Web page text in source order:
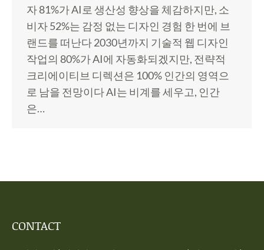
자 81%가 AI로 생산성 향상을 체감하지만, 소
비자 52%는 감정 없는 디자인 경험 한 번에 브
랜드를 떠난다 2030년까지 기술적 웹 디자인
작업의 80%가 AI에 자동화되겠지만, 전략적
크리에이티브 디렉션은 100% 인간의 영역으
로 남을 전망이다 AI는 비계를 세우고, 인간
은…
CONTACT